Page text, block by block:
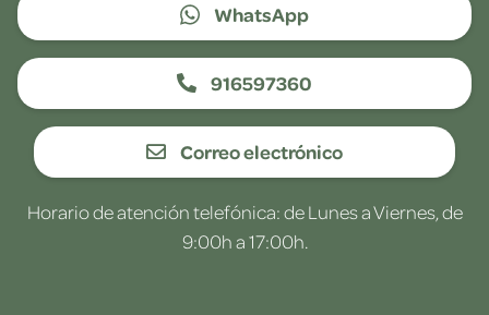
WhatsApp
916597360
Correo electrónico
Horario de atención telefónica: de Lunes a Viernes, de
9:00h a 17:00h.